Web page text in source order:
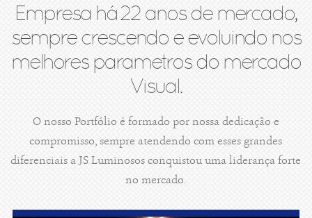
Empresa há 22 anos de mercado,
sempre crescendo e evoluindo nos
melhores parametros do mercado
Visual.
O nosso Portfólio é formado por nossa dedicação e
compromisso, sempre atendendo com esses grandes
diferenciais a JS Luminosos conquistou uma liderança forte
no mercado.